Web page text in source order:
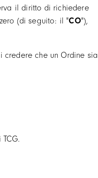
il diritto di richiedere
(di seguito: il "CO"),
che un Ordine sia